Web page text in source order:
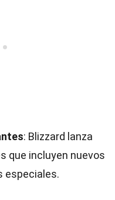
: Blizzard lanza
que incluyen nuevos
especiales.